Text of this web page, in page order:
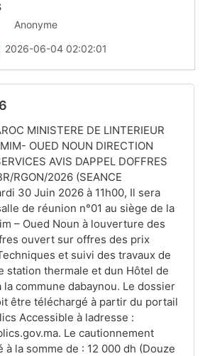
Anonyme
2026-06-04 02:02:01
MINISTERE DE LINTERIEUR
OUED NOUN DIRECTION
AVIS DAPPEL DOFFRES
RGON/2026 (SEANCE
30 Juin 2026 à 11h00, Il sera
de réunion n°01 au siège de la
– Oued Noun à louverture des
ouvert sur offres des prix
et suivi des travaux de
station thermale et dun Hôtel de
la commune dabaynou. Le dossier
être téléchargé à partir du portail
Accessible à ladresse :
Le cautionnement
la somme de : 12 000 dh (Douze